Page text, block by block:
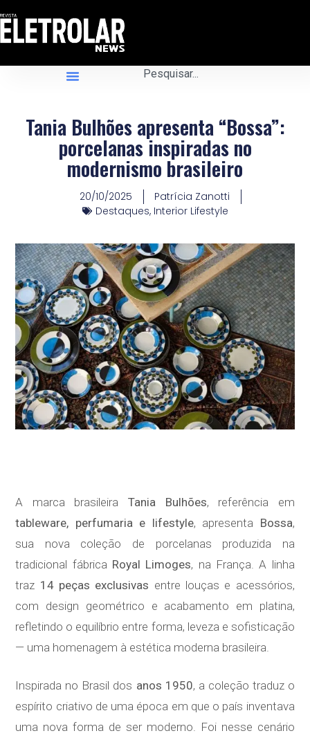
Tania Bulhões apresenta “Bossa”:
porcelanas inspiradas no
modernismo brasileiro
20/10/2025
Patrícia Zanotti
Destaques, Interior Lifestyle
A marca brasileira Tania Bulhões, referência em
tableware, perfumaria e lifestyle, apresenta Bossa,
sua nova coleção de porcelanas produzida na
tradicional fábrica Royal Limoges, na França. A linha
traz 14 peças exclusivas entre louças e acessórios,
com design geométrico e acabamento em platina,
refletindo o equilíbrio entre forma, leveza e sofisticação
— uma homenagem à estética moderna brasileira.
Inspirada no Brasil dos anos 1950, a coleção traduz o
espírito criativo de uma época em que o país inventava
uma nova forma de ser moderno. Foi nesse cenário